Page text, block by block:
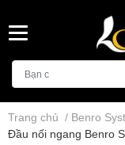
Trang chủ / Benro
Đầu nối ngang Benro